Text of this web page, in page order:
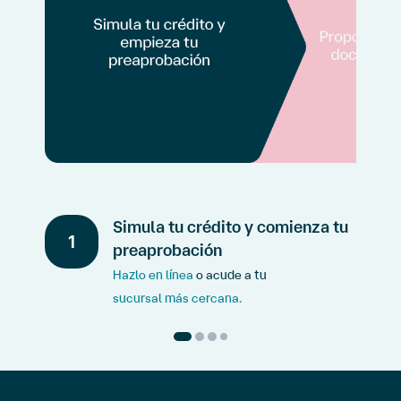
1
Simula tu crédito y comienza tu
preaprobación
Hazlo en línea o acude a tu
sucursal más cercana.